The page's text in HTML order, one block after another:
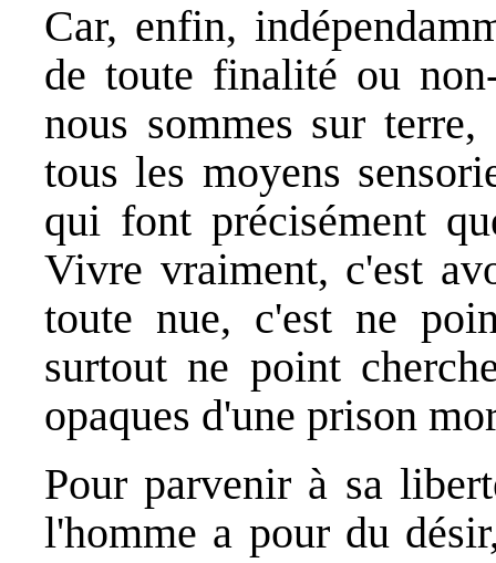
Car, enfin,
de toute finalité ou
nous sommes sur
tous les moyens
qui font précisément
Vivre vraiment, c'est
toute nue, c'est ne
surtout ne point
opaques d'une prison
Pour parvenir à sa
l'homme a pour du